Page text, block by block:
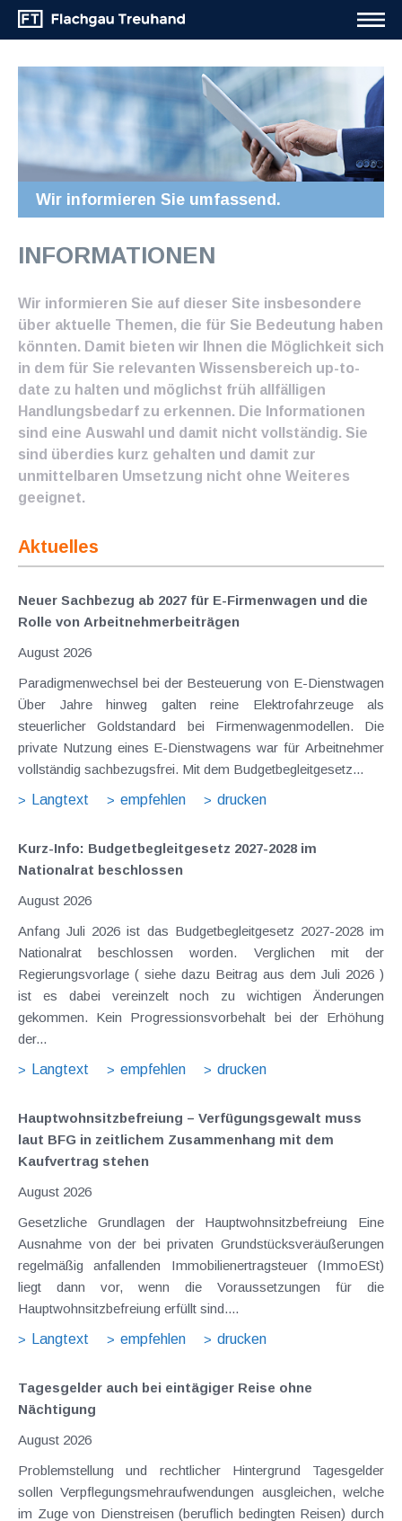
Wir informieren Sie umfassend.
INFORMATIONEN
Wir informieren Sie auf dieser Site insbesondere
über aktuelle Themen, die für Sie Bedeutung haben
könnten. Damit bieten wir Ihnen die Möglichkeit sich
in dem für Sie relevanten Wissensbereich up-to-
date zu halten und möglichst früh allfälligen
Handlungsbedarf zu erkennen. Die Informationen
sind eine Auswahl und damit nicht vollständig. Sie
sind überdies kurz gehalten und damit zur
unmittelbaren Umsetzung nicht ohne Weiteres
geeignet.
Aktuelles
Neuer Sachbezug ab 2027 für E-Firmenwagen und die
Rolle von Arbeitnehmer​­beiträgen
August 2026
Paradigmenwechsel bei der Besteuerung von E-Dienstwagen
Über Jahre hinweg galten reine Elektrofahrzeuge als
steuerlicher Goldstandard bei Firmenwagenmodellen. Die
private Nutzung eines E-Dienstwagens war für Arbeitnehmer
vollständig sachbezugsfrei. Mit dem Budgetbegleitgesetz...
Langtext
empfehlen drucken
Kurz-Info: Budgetbegleitgesetz 2027-2028 im
Nationalrat beschlossen
August 2026
Anfang Juli 2026 ist das Budgetbegleitgesetz 2027-2028 im
Nationalrat beschlossen worden. Verglichen mit der
Regierungsvorlage ( siehe dazu Beitrag aus dem Juli 2026 )
ist es dabei vereinzelt noch zu wichtigen Änderungen
gekommen. Kein Progressionsvorbehalt bei der Erhöhung
der...
Langtext
empfehlen drucken
Hauptwohnsitz​­befreiung – Verfügungsgewalt muss
laut BFG in zeitlichem Zusammenhang mit dem
Kaufvertrag stehen
August 2026
Gesetzliche Grundlagen der Hauptwohnsitzbefreiung Eine
Ausnahme von der bei privaten Grundstücksveräußerungen
regelmäßig anfallenden Immobilienertragsteuer (ImmoESt)
liegt dann vor, wenn die Voraussetzungen für die
Hauptwohnsitzbefreiung erfüllt sind....
Langtext
empfehlen drucken
Tagesgelder auch bei eintägiger Reise ohne
Nächtigung
August 2026
Problemstellung und rechtlicher Hintergrund Tagesgelder
sollen Verpflegungsmehraufwendungen ausgleichen, welche
im Zuge von Dienstreisen (beruflich bedingten Reisen) durch